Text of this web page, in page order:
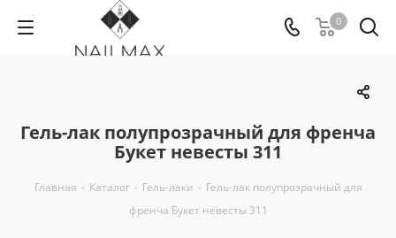
0
Гель-лак полупрозрачный для френча
Букет невесты 311
Главная - Каталог - Гель-лаки - Гель-лак полупрозрачный для
френча Букет невесты 311